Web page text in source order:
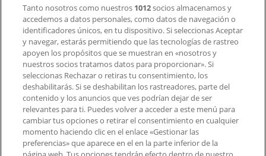
Contacto
Contacto comercial y de marketing
Tienda mal colocada en el mapa
Notificar un folleto
¿Encontraste un problema en la web o en la
aplicación?
Índices
Tanto nosotros como nuestros 1012socios almacenamos y
accedemos a datos personales, como datos de navegación o
identificadores únicos, en tu dispositivo. Si seleccionas Aceptar
y navegar, estarás permitiendo que las tecnologías de rastreo
apoyen los propósitos que se muestran en «nosotros y
nuestros socios tratamos datos para proporcionar». Si
seleccionas Rechazar o retiras tu consentimiento, los
deshabilitarás. Si se deshabilitan los rastreadores, parte del
contenido y los anuncios que ves podrían dejar de ser
relevantes para ti. Puedes volver a acceder a este menú para
cambiar tus opciones o retirar el consentimiento en cualquier
momento haciendo clic en el enlace «Gestionar las
preferencias» que aparece en el en la parte inferior de la